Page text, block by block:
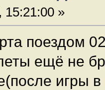
15:21:00 »
поездом
ещё не
игры